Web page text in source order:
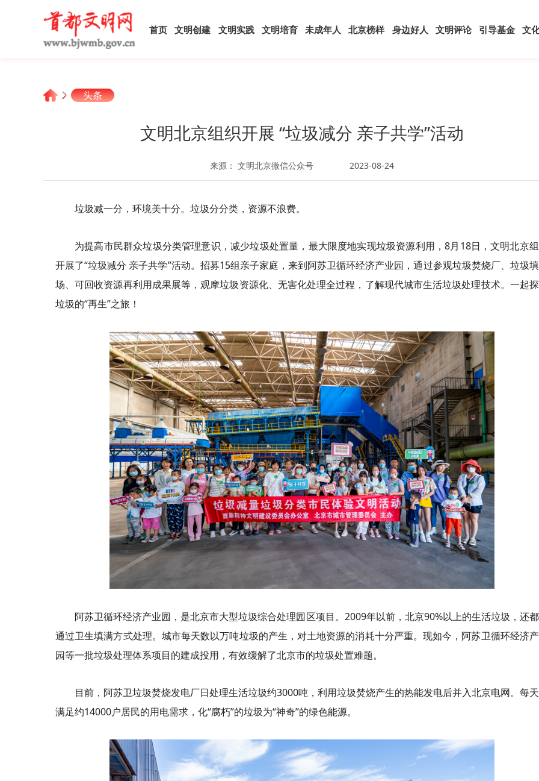
首页 文明创建 文明实践 文明培育 未成年人 北京榜样 身边好人 文明评论 引导基金 文
头条
文明北京组织开展 “垃圾减分 亲子共学”活动
来源： 文明北京微信公众号 2023-08-24
垃圾减一分，环境美十分。垃圾分分类，资源不浪费。
为提高市民群众垃圾分类管理意识，减少垃圾处置量，最大限度地实现垃圾资源利用，8月18日，文明北京
开展了“垃圾减分 亲子共学”活动。招募15组亲子家庭，来到阿苏卫循环经济产业园，通过参观垃圾焚烧厂、垃圾
场、可回收资源再利用成果展等，观摩垃圾资源化、无害化处理全过程，了解现代城市生活垃圾处理技术。一起
垃圾的“再生”之旅！
阿苏卫循环经济产业园，是北京市大型垃圾综合处理园区项目。2009年以前，北京90%以上的生活垃圾，还
通过卫生填满方式处理。城市每天数以万吨垃圾的产生，对土地资源的消耗十分严重。现如今，阿苏卫循环经济
园等一批垃圾处理体系项目的建成投用，有效缓解了北京市的垃圾处置难题。
目前，阿苏卫垃圾焚烧发电厂日处理生活垃圾约3000吨，利用垃圾焚烧产生的热能发电后并入北京电网。每
满足约14000户居民的用电需求，化“腐朽”的垃圾为“神奇”的绿色能源。